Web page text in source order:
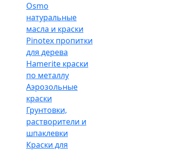
Osmo
натуральные
масла и краски
Pinotex пропитки
для дерева
Hamerite краски
по металлу
Аэрозольные
краски
Грунтовки,
растворители и
шпаклевки
Краски для